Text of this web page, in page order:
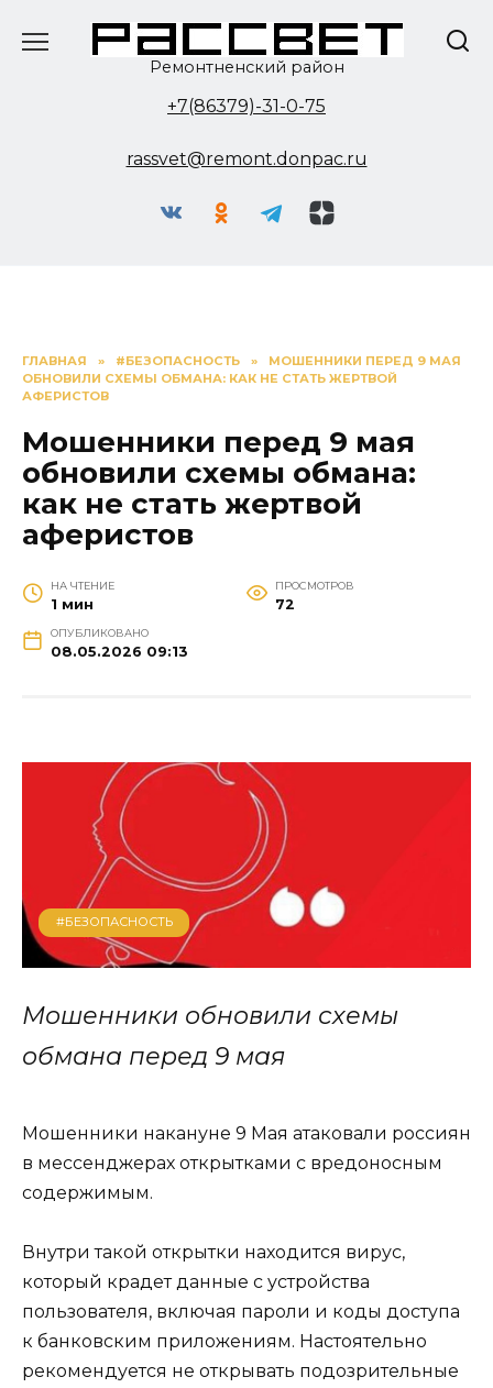
Ремонтненский район
+7(86379)-31-0-75
rassvet@remont.donpac.ru
ГЛАВНАЯ » #БЕЗОПАСНОСТЬ »
МОШЕННИКИ ПЕРЕД 9 МАЯ
ОБНОВИЛИ СХЕМЫ ОБМАНА: КАК НЕ СТАТЬ ЖЕРТВОЙ
АФЕРИСТОВ
Мошенники перед 9 мая
обновили схемы обмана:
как не стать жертвой
аферистов
НА ЧТЕНИЕ
1 мин
ПРОСМОТРОВ
72
ОПУБЛИКОВАНО
08.05.2026 09:13
#БЕЗОПАСНОСТЬ
Мошенники обновили схемы
обмана перед 9 мая
Мошенники накануне 9 Мая атаковали россиян
в мессенджерах открытками с вредоносным
содержимым.
Внутри такой открытки находится вирус,
который крадет данные с устройства
пользователя, включая пароли и коды доступа
к банковским приложениям. Настоятельно
рекомендуется не открывать подозрительные